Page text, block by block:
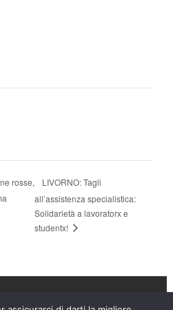
rosse,
LIVORNO: Tagli
all’assistenza specialistica:
Solidarietà a lavoratorx e
studentx!